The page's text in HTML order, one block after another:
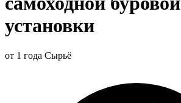
установки
от 1 года Сырьё